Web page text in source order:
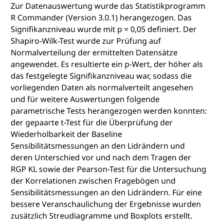
Zur Datenauswertung wurde das Statistikprogramm
R Commander (Version 3.0.1) herangezogen. Das
Signifikanzniveau wurde mit p = 0,05 definiert. Der
Shapiro-Wilk-Test wurde zur Prüfung auf
Normalverteilung der ermittelten Datensätze
angewendet. Es resultierte ein p-Wert, der höher als
das festgelegte Signifikanzniveau war, sodass die
vorliegenden Daten als normalverteilt angesehen
und für weitere Auswertungen folgende
parametrische Tests herangezogen werden konnten:
der gepaarte t-Test für die Überprüfung der
Wiederholbarkeit der Baseline
Sensibilitätsmessungen an den Lidrändern und
deren Unterschied vor und nach dem Tragen der
RGP KL sowie der Pearson-Test für die Untersuchung
der Korrelationen zwischen Fragebögen und
Sensibilitätsmessungen an den Lidrändern. Für eine
bessere Veranschaulichung der Ergebnisse wurden
zusätzlich Streudiagramme und Boxplots erstellt.